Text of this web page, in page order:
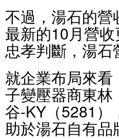
不過，湯石的
最新的10月營
忠孝判斷，湯
就企業布局來
子變壓器商東
谷-KY（5281）
助於湯石自有品